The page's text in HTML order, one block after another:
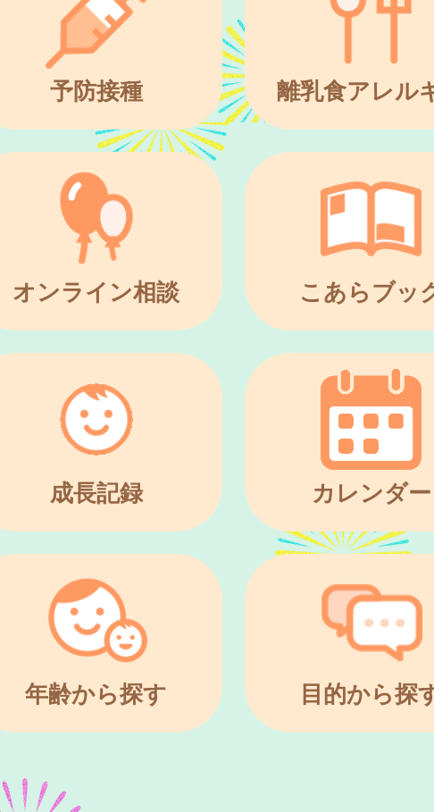
予防接種 離乳食アレル
オンライン相談 こあらブッ
成長記録 カレンダー
年齢から探す 目的から探